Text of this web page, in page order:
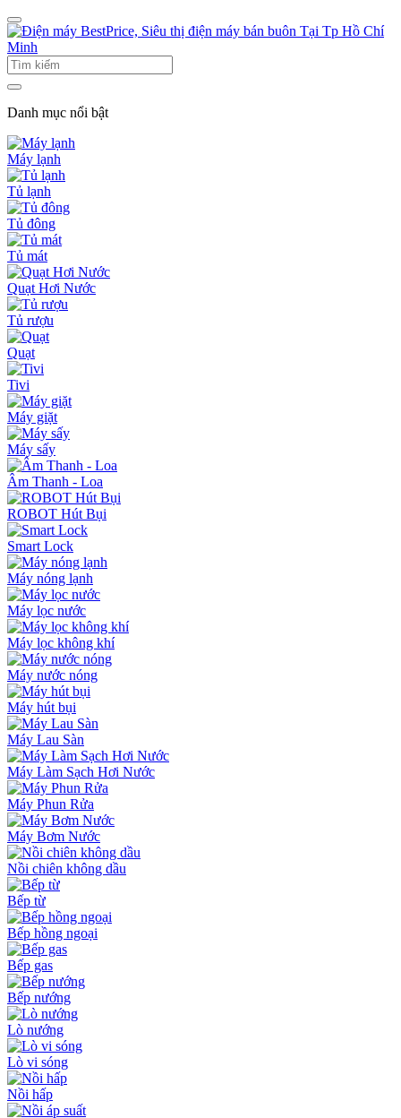
Danh mục nổi bật
Máy lạnh
Tủ lạnh
Tủ đông
Tủ mát
Quạt Hơi Nước
Tủ rượu
Quạt
Tivi
Máy giặt
Máy sấy
Âm Thanh - Loa
ROBOT Hút Bụi
Smart Lock
Máy nóng lạnh
Máy lọc nước
Máy lọc không khí
Máy nước nóng
Máy hút bụi
Máy Lau Sàn
Máy Làm Sạch Hơi Nước
Máy Phun Rửa
Máy Bơm Nước
Nồi chiên không dầu
Bếp từ
Bếp hồng ngoại
Bếp gas
Bếp nướng
Lò nướng
Lò vi sóng
Nồi hấp